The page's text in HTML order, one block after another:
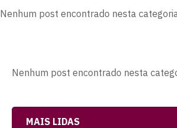
Nenhum post encontrado nesta
Nenhum post encontrado nesta
MAIS LIDAS